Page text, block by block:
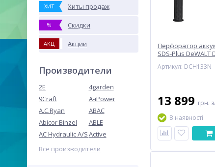
ХИТ Хиты продаж
% Скидки
АКЦ Акции
Производители
2E
4garden
9Craft
A-iPower
A.C.Ryan
ABAC
Abicor Binzel
ABLE
AC Hydraulic A/SActive
Все производители
Перфоратор
SDS-Plus DeWALT
Артикул: DCH133N
13 899 грн.
В наявності